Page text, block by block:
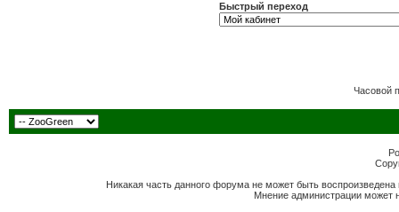
Быстрый переход
Часовой
Никакая часть данного форума не может быть
Мнение администрации может